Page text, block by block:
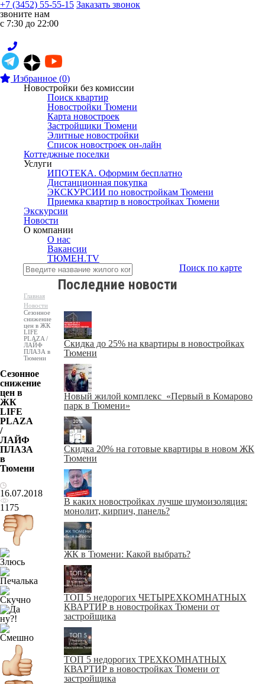
+7 (3452) 55-55-15 Заказать звонок
звоните нам
с 7:30 до 22:00
Избранное (0)
Новостройки без комиссии
Поиск квартир
Новостройки Тюмени
Карта новостроек
Застройщики Тюмени
Элитные новостройки
Список новостроек он-лайн
Коттеджные поселки
Услуги
ИПОТЕКА. Оформим бесплатно
Дистанционная покупка
ЭКСКУРСИИ по новостройкам Тюмени
Приемка квартир в новостройках Тюмени
Экскурсии
Новости
О компании
О нас
Вакансии
ТЮМЕН.TV
Поиск по карте
Главная
Новости
Сезонное
снижение
цен в ЖК
LIFE
PLAZA /
ЛАЙФ
ПЛАЗА в
Тюмени
Сезонное
снижение
цен в
ЖК
LIFE
PLAZA
/
ЛАЙФ
ПЛАЗА
в
Тюмени
16.07.2018
1175
Последние новости
Скидка до 25% на квартиры в новостройках
Тюмени
Новый жилой комплекс «Первый в Комарово
парк в Тюмени»
Скидка 20% на готовые квартиры в новом ЖК
Тюмени
В каких новостройках лучше шумоизоляция:
монолит, кирпич, панель?
ЖК в Тюмени: Какой выбрать?
ТОП 5 недорогих ЧЕТЫРЕХКОМНАТНЫХ
КВАРТИР в новостройках Тюмени от
застройщика
ТОП 5 недорогих ТРЕХКОМНАТНЫХ
КВАРТИР в новостройках Тюмени от
застройщика